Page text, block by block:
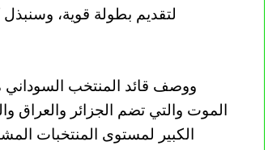
لتقديم بطولة قوية،
ووصف قائد المنتخب
الموت والتي تضم الجزائر والعراق
الكبير لمستوى المنتخبات